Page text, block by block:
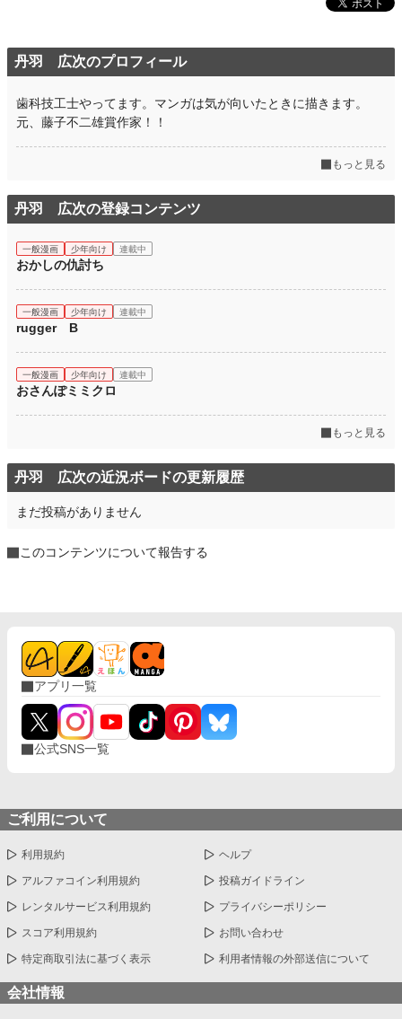
丹羽 広次のプロフィール
歯科技工士やってます。マンガは気が向いたときに描きます。
元、藤子不二雄賞作家！！
もっと見る
丹羽 広次の登録コンテンツ
一般漫画 少年向け 連載中
おかしの仇討ち
一般漫画 少年向け 連載中
rugger B
一般漫画 少年向け 連載中
おさんぽミミクロ
もっと見る
丹羽 広次の近況ボードの更新履歴
まだ投稿がありません
このコンテンツについて報告する
アプリ一覧
公式SNS一覧
ご利用について
利用規約 ヘルプ
アルファコイン利用規約 投稿ガイドライン
レンタルサービス利用規約 プライバシーポリシー
スコア利用規約 お問い合わせ
特定商取引法に基づく表示 利用者情報の外部送信について
会社情報